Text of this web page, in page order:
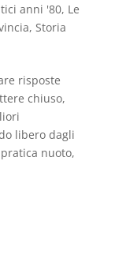
anni '80, Le
, Storia
risposte
chiuso,
libero dagli
nuoto,